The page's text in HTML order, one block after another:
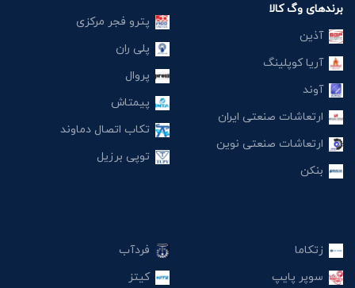
برندهای وگ کالا
آذین
آریا کوپلینگ
آوند
ارتعاشات صنعتی ایران
ارتعاشات صنعتی نوین
بنکن
پترو فجر مرکزی
پلی ران
پروال
پیمتاش
تکاب اتصال دماوند
توپی برزیل
زتکاما
سوپر پایپ
فردآب
کیتز